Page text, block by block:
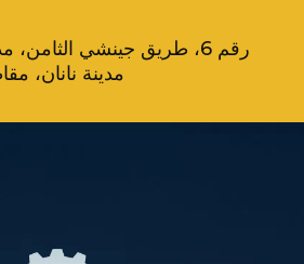
رقم 6، طريق جينشي الثامن،
مدينة نانان،